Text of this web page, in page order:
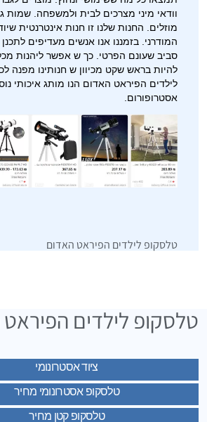
וודאי מיני מצרכים לבית ולמשפחה. שמות
מוזלים. החנות שלנו זו חנות אינטרנטית
המודרני. בזמננו אנו אנשים מעדיפים
סביב שעונם הפרטי. כך ש אפשר ליהנות
להיות בראש שקט מכיוון ש חנותינו מפנה
לילדים הפיראט האדום הנו מותג איכותי
אסטרופורום.
טלסקופ לילדים הפיראט האדום
טלסקופ לילדים
ציוד אסטרונומי
טלסקופ אסטרונומי מחיר
טלסקופ קטן מחיר